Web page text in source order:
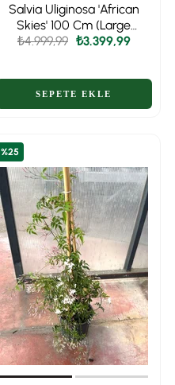
Salvia Uliginosa 'African
Skies' 100 Cm (Large
Boy) Gökyüzü Mavisi
₺3.399,99
₺4.999,99
%25